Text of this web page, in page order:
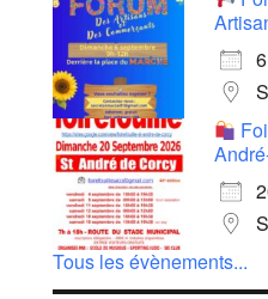
Tous les évènements...